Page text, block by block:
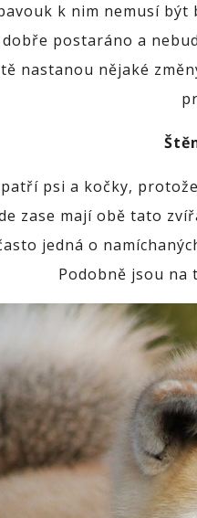
k nim nemusí
postaráno a
nastanou nějaké
psi a kočky,
zase mají obě tato
jedná o
Podobně jsou na